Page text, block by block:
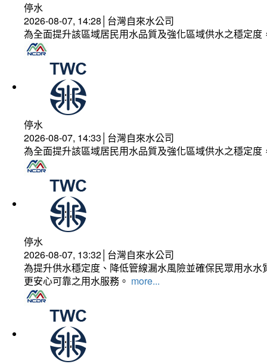
停水
2026-08-07, 14:28│台灣自來水公司
為全面提升該區域居民用水品質及強化區域供水之穩定
停水
2026-08-07, 14:33│台灣自來水公司
為全面提升該區域居民用水品質及強化區域供水之穩定
停水
2026-08-07, 13:32│台灣自來水公司
為提升供水穩定度、降低管線漏水風險並確保民眾用水
更安心可靠之用水服務。 more...